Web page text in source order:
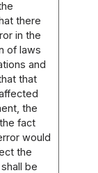
there
in the
of laws
and
that
the
fact
would
the
be